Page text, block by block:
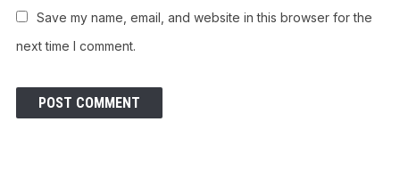
Save my name, email, and website in this browser for the
next time I comment.